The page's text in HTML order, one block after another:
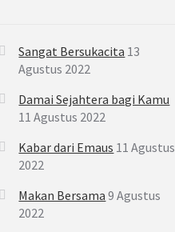
Sangat Bersukacita 13
Agustus 2022
Damai Sejahtera bagi Kamu
11 Agustus 2022
Kabar dari Emaus 11 Agustus
2022
Makan Bersama 9 Agustus
2022